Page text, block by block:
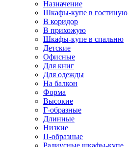
Назначение
Шкафы-купе в гостиную
В коридор
В прихожую
Шкафы-купе в спальню
Детские
Офисные
Для книг
Для одежды
На балкон
Форма
Высокие
Г-образные
Длинные
Низкие
П-образные
Радиусные шкафы-купе